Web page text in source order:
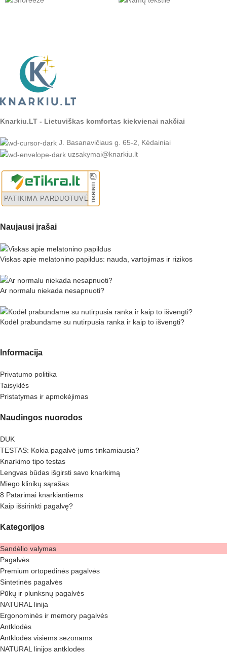
Knarkiu.LT - Lietuviškas komfortas kiekvienai nakčiai
J. Basanavičiaus g. 65-2, Kėdainiai
uzsakymai@knarkiu.lt
Naujausi įrašai
Viskas apie melatonino papildus: nauda, vartojimas ir rizikos
Ar normalu niekada nesapnuoti?
Kodėl prabundame su nutirpusia ranka ir kaip to išvengti?
Informacija
Privatumo politika
Taisyklės
Pristatymas ir apmokėjimas
Naudingos nuorodos
DUK
TESTAS: Kokia pagalvė jums tinkamiausia?
Knarkimo tipo testas
Lengvas būdas išgirsti savo knarkimą
Miego klinikų sąrašas
8 Patarimai knarkiantiems
Kaip išsirinkti pagalvę?
Kategorijos
Sandėlio valymas
Pagalvės
Premium ortopedinės pagalvės
Sintetinės pagalvės
Pūkų ir plunksnų pagalvės
NATURAL linija
Ergonominės ir memory pagalvės
Antklodės
Antklodės visiems sezonams
NATURAL linijos antklodės